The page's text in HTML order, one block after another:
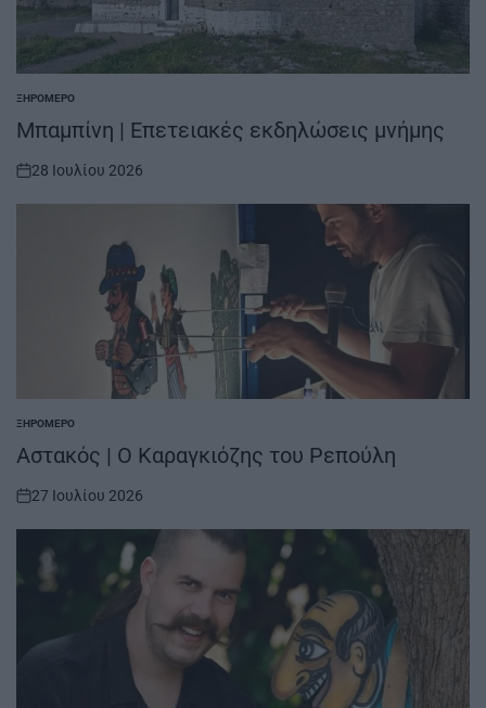
POSTED
IN
ΞΗΡΟΜΕΡΟ
Μπαμπίνη | Επετειακές εκδηλώσεις μνήμης
on
28 Ιουλίου 2026
POSTED
IN
ΞΗΡΟΜΕΡΟ
Αστακός | Ο Καραγκιόζης του Ρεπούλη
on
27 Ιουλίου 2026